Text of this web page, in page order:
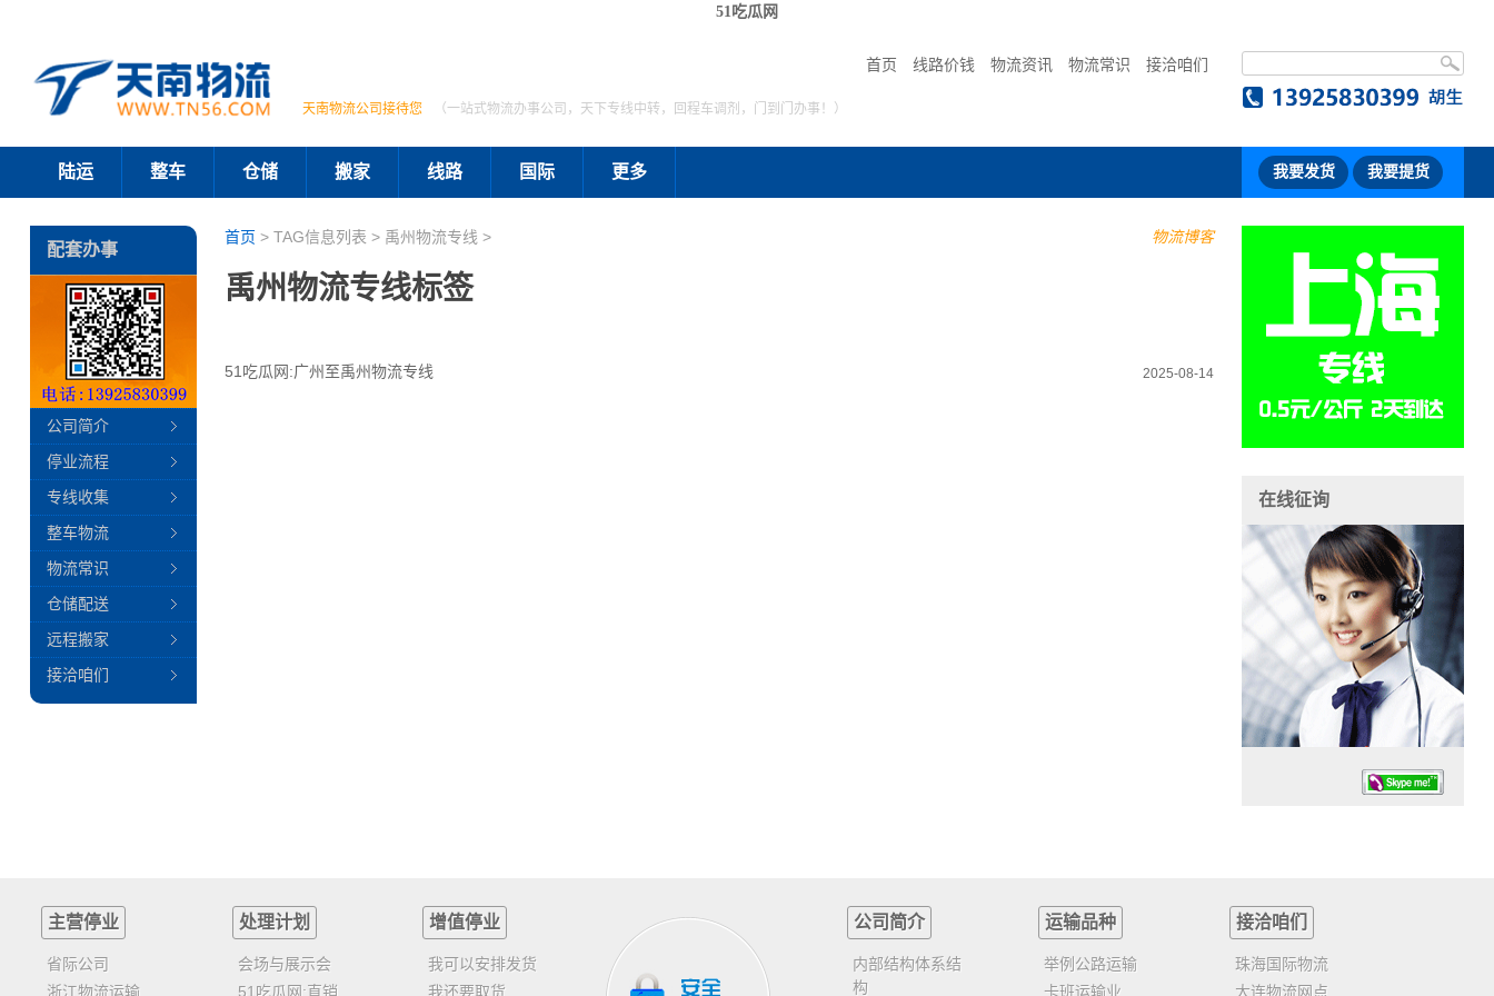
51吃瓜网
首页 线路价钱 物流资讯 物流常识 接洽咱们
天南物流公司接待您 （一站式物流办事公司，天下专线中转，回程车调剂，门到门办事！）
陆运 整车 仓储 搬家 线路 国际 更多 我要发货 我要提货
物流博客
首页 > TAG信息列表 > 禹州物流专线 >
禹州物流专线标签
2025-08-14
51吃瓜网:广州至禹州物流专线
配套办事
公司简介
停业流程
专线收集
整车物流
物流常识
仓储配送
远程搬家
接洽咱们
在线征询
任务时候：07:30 – – 23:30
主营停业
省际公司
浙江物流运输
处理计划
会场与展示会
51吃瓜网:直销
增值停业
我可以安排发货
我还要取货
公司简介
内部结构体系结
构
运输品种
举例公路运输
卡班运输业
接洽咱们
珠海国际物流
大连物流网点